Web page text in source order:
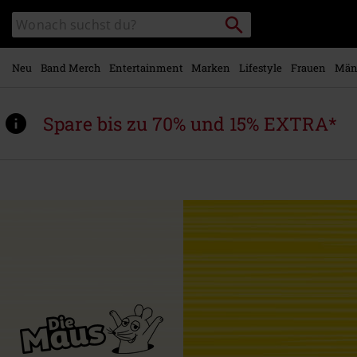
Hauptinhalt
springen
Katalog
durchsuchen
Packstation
suchen
Neu Band Merch Entertainment Marken Lifestyle Frauen
Spare bis zu 70% und 15% EXTRA*